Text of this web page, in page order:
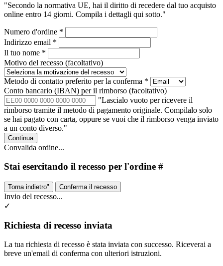
"Secondo la normativa UE, hai il diritto di recedere dal tuo acquisto
online entro 14 giorni. Compila i dettagli qui sotto."
Numero d'ordine *
Indirizzo email *
Il tuo nome *
Motivo del recesso (facoltativo)
Metodo di contatto preferito per la conferma *
Conto bancario (IBAN) per il rimborso (facoltativo)
"Lascialo vuoto per ricevere il
rimborso tramite il metodo di pagamento originale. Compilalo solo
se hai pagato con carta, oppure se vuoi che il rimborso venga inviato
a un conto diverso."
Continua
Convalida ordine...
Stai esercitando il recesso per l'ordine #
Torna indietro" Conferma il recesso
Invio del recesso...
✓
Richiesta di recesso inviata
La tua richiesta di recesso è stata inviata con successo. Riceverai a
breve un'email di conferma con ulteriori istruzioni.